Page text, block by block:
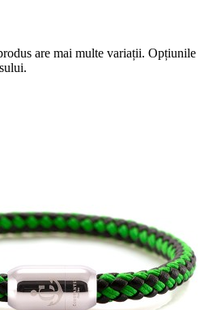
are mai multe variații. Opțiunile